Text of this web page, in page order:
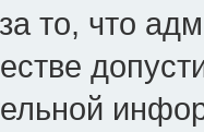
то, что